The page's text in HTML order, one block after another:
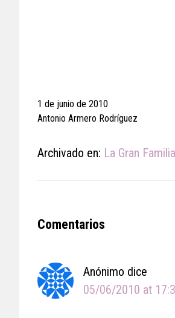
1 de junio de 2010
Antonio Armero Rodríguez
Archivado en: La Gran Familia
Reader
Comentarios
Anónimo dice
05/06/2010 at